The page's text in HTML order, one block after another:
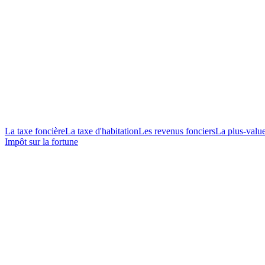
La taxe foncièreLa taxe d'habitationLes revenus fonciersLa plus-
Impôt sur la fortune